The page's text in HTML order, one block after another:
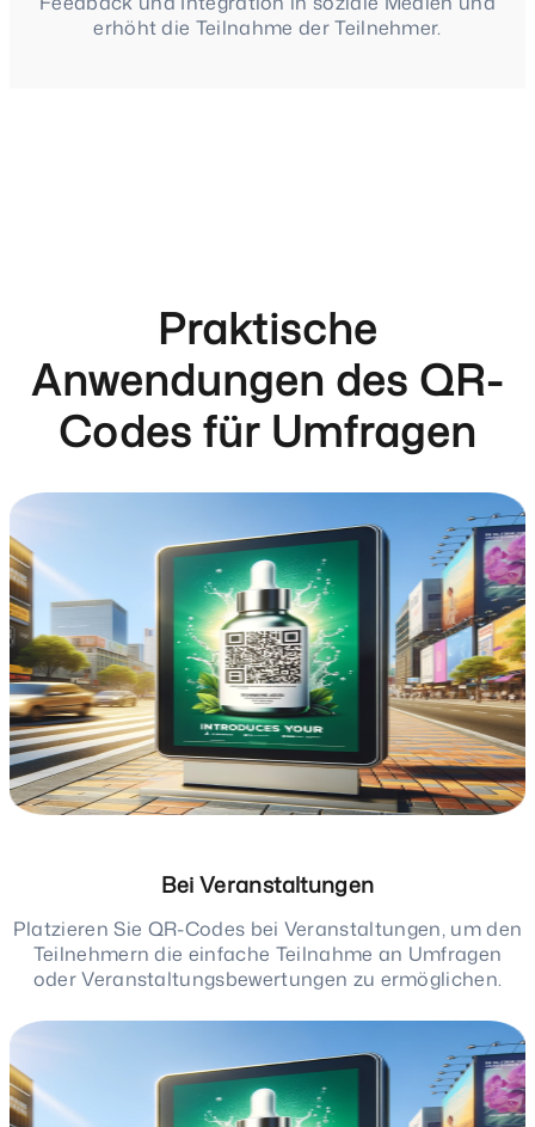
erhöht die Teilnahme der Teilnehmer.
Praktische
Anwendungen des QR-
Codes für Umfragen
Bei Veranstaltungen
Platzieren Sie QR-Codes bei Veranstaltungen, um den
Teilnehmern die einfache Teilnahme an Umfragen
oder Veranstaltungsbewertungen zu ermöglichen.